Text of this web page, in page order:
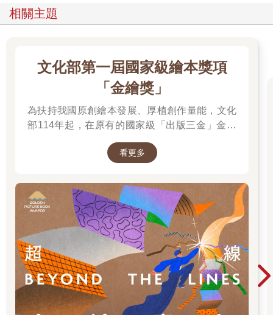
相關主題
文化部第一屆國家級繪本獎項
「金繪獎」
為扶持我國原創繪本發展、厚植創作量能，文化
部114年起，在原有的國家級「出版三金」金鼎
促進台灣圖文出版的多元發展。獎項分為「特別
「跨域應用獎」、「年度繪本獎」，以及「金繪
大獎」。
看更多